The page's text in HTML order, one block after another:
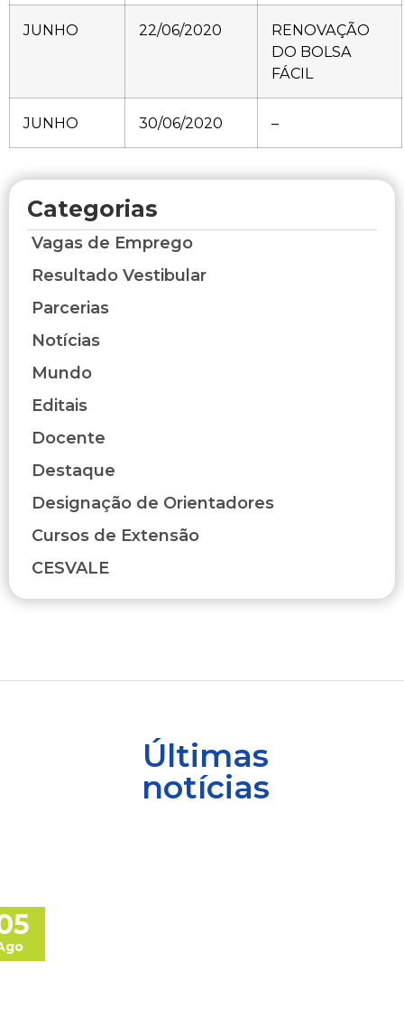
JUNHO 22/06/2020
RENOVAÇÃO
DO BOLSA
FÁCIL
JUNHO 30/06/2020 –
Categorias
Vagas de Emprego
Resultado Vestibular
Parcerias
Notícias
Mundo
Editais
Docente
Destaque
Designação de Orientadores
Cursos de Extensão
CESVALE
Últimas
notícias